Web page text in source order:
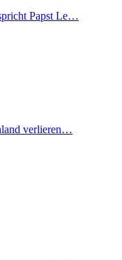
Papst Le…
verlieren…